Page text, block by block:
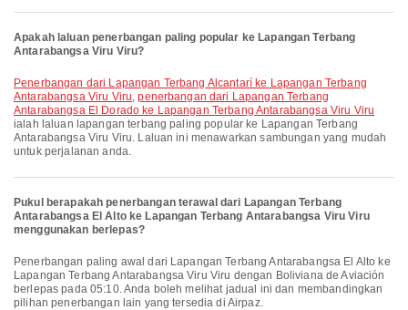
Apakah laluan penerbangan paling popular ke Lapangan Terbang
Antarabangsa Viru Viru?
penerbangan dari Lapangan Terbang Alcantarí ke Lapangan Terbang
Antarabangsa Viru Viru,penerbangan dari Lapangan Terbang
Antarabangsa El Dorado ke Lapangan Terbang Antarabangsa Viru Viru
ialah laluan lapangan terbang paling popular ke Lapangan Terbang
Antarabangsa Viru Viru. Laluan ini menawarkan sambungan yang mudah
untuk perjalanan anda.
Pukul berapakah penerbangan terawal dari Lapangan Terbang
Antarabangsa El Alto ke Lapangan Terbang Antarabangsa Viru Viru
menggunakan berlepas?
Penerbangan paling awal dari Lapangan Terbang Antarabangsa El Alto ke
Lapangan Terbang Antarabangsa Viru Viru dengan Boliviana de Aviación
berlepas pada 05:10. Anda boleh melihat jadual ini dan membandingkan
pilihan penerbangan lain yang tersedia di Airpaz.